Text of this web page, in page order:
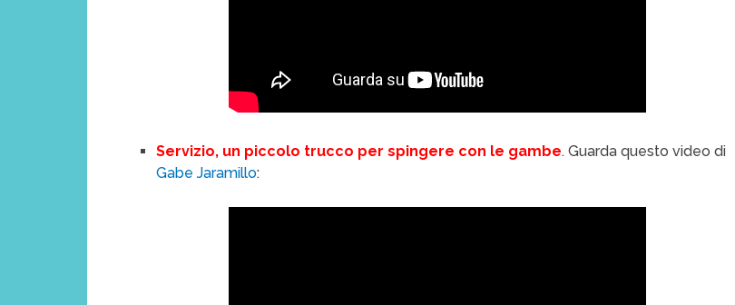
Servizio, un piccolo trucco per spingere con le gambe. Guarda questo video di
Gabe Jaramillo: